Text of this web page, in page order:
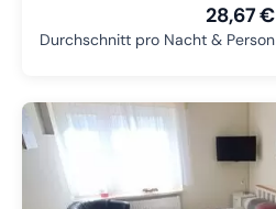
28,67 €
Durchschnitt pro Nacht & Person